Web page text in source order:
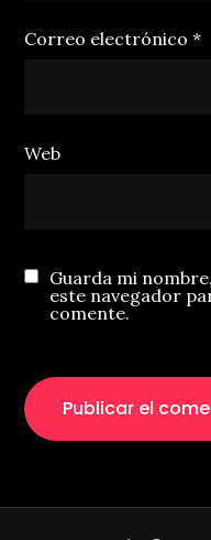
Correo electrónico*
Web
Guarda mi
este navegador
comente.